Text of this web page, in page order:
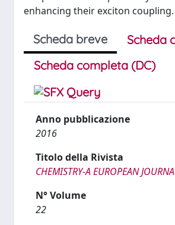
enhancing their exciton coupling.
Scheda breve
Scheda
Scheda completa (DC)
Anno pubblicazione
2016
Titolo della Rivista
CHEMISTRY-A EUROPEAN
N° Volume
22